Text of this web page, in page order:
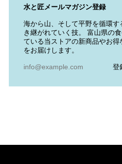
水と匠メールマガジン登録
海から山、そして平野を循環す
き継がれていく技。 富山県の
ている当ストアの新商品やお
をお届けします。
登